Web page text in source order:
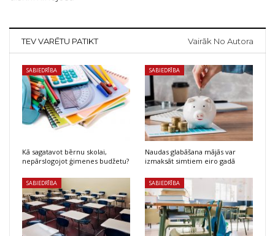
TEV VARĒTU PATIKT Vairāk No Autora
SABIEDRĪBA
Kā sagatavot bērnu skolai,
nepārslogojot ģimenes budžetu?
SABIEDRĪBA
Naudas glabāšana mājās var
izmaksāt simtiem eiro gadā
SABIEDRĪBA SABIEDRĪBA